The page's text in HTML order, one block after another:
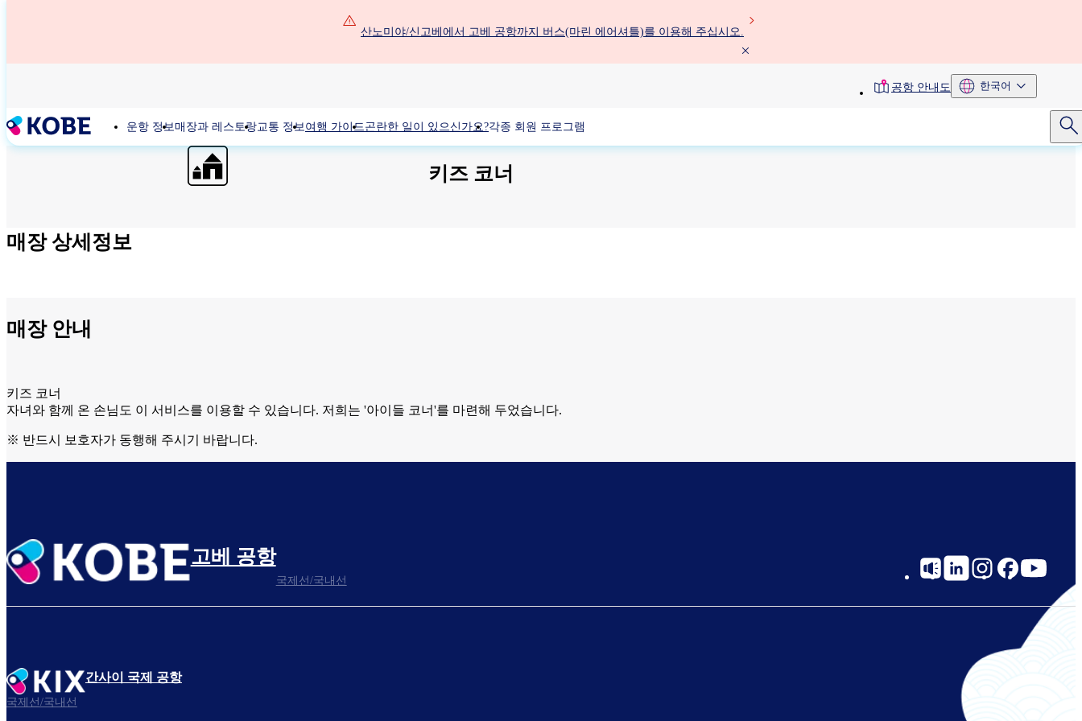
텐
건
너
뛰
산노미야/신고베에서 고베 공항까지 버스(마린 에어셔틀)를 이용해 주십시오.
toolbar공항 안내도 한국어
운항 정보매장과 레스토랑교통 정보여행 가이드곤란한 일이 있으신가요?각종 회원 프로그램
키즈 코너
매장 상세정보
매장 안내
키즈 코너
자녀와 함께 온 손님도 이 서비스를 이용할 수 있습니다. 저희는 '아이들 코너'를 마련해 두었습니다.
※ 반드시 보호자가 동행해 주시기 바랍니다.
고베 공항
국제선/국내선
간사이 국제 공항
국제선/국내선
Social